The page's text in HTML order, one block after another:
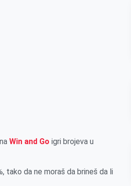
Win and Go igri brojeva u
tako da ne moraš da brineš da li